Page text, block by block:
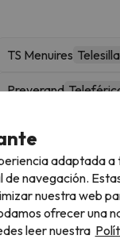
TS Menuires Telesilla
Preyerand
Sunny Express
Tortollet
adaptada
navegación.
nuestra web
ofrecer una
leer nuestra